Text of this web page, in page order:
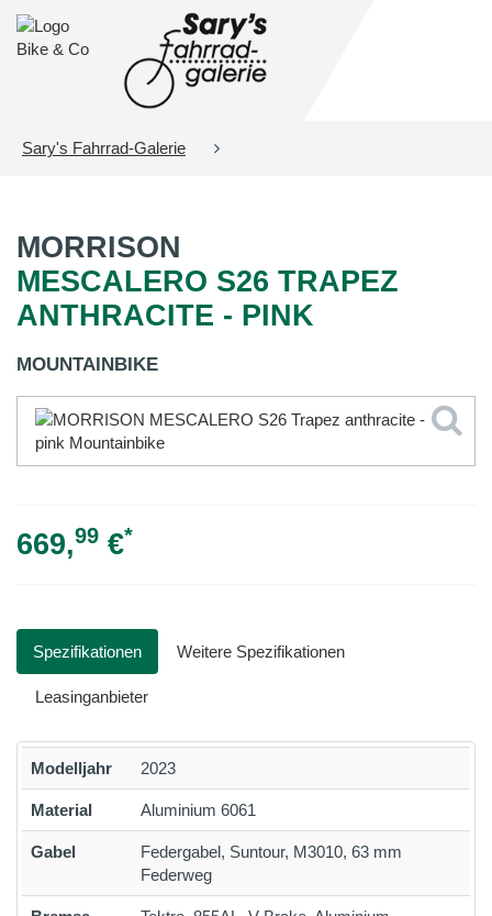
Sary's Fahrrad-Galerie
MORRISON
MESCALERO S26 TRAPEZ
ANTHRACITE - PINK
MOUNTAINBIKE
669,99 €*
Spezifikationen Weitere Spezifikationen
Leasinganbieter
Modelljahr 2023
Material Aluminium 6061
Gabel
Federgabel, Suntour, M3010, 63 mm
Federweg